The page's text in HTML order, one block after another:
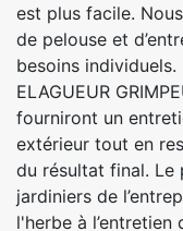
est plus facile.
de pelouse et
besoins
ELAGUEUR
fourniront un
extérieur tout en
du résultat final. Le
jardiniers de
l'herbe à